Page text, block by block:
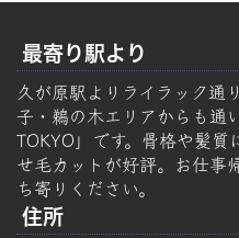
最寄り駅より
久が原駅よりライラック通
子・鵜の木エリアからも通
TOKYO」です。骨格や髪質
せ毛カットが好評。お仕事
ち寄りください。
住所